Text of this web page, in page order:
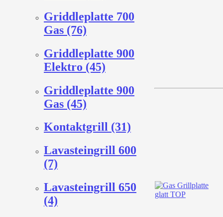
Griddleplatte 700
Gas (76)
Griddleplatte 900
Elektro (45)
Griddleplatte 900
Gas (45)
Kontaktgrill (31)
Lavasteingrill 600
(7)
Lavasteingrill 650
(4)